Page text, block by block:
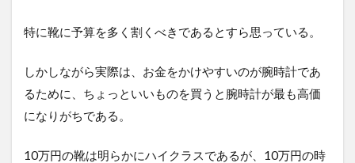
特に靴に予算を多く割くべきであるとすら思っている。
しかしながら実際は、お金をかけやすいのが腕時計であ
るために、ちょっといいものを買うと腕時計が最も高価
になりがちである。
10万円の靴は明らかにハイクラスであるが、10万円の時